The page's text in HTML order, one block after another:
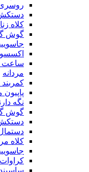
دستکش
کلاه
گوش
ساعت
مردانه
کمربند
پاپیون
نگه
گوش
دستکش
کلاه